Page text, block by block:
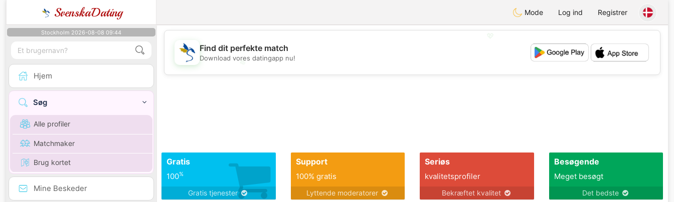
SvenskaDating Mode Log ind Registrer
Stockholm 2026-08-08 09:44
Hjem
Søg
Alle profiler
Matchmaker
Brug kortet
Mine Beskeder
💖
💕
Find dit perfekte match
Download vores datingapp nu!
Gratis
100%
Gratis tjenester
Support
100% gratis
Lyttende moderatorer
Seriøs
kvalitetsprofiler
Bekræftet kvalitet
Besøgende
Meget besøgt
Det bedste